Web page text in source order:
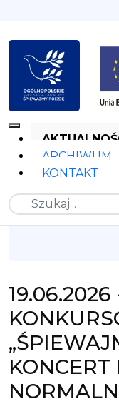
ARCHIWUM
KONTAKT
Szukaj
KONCERT